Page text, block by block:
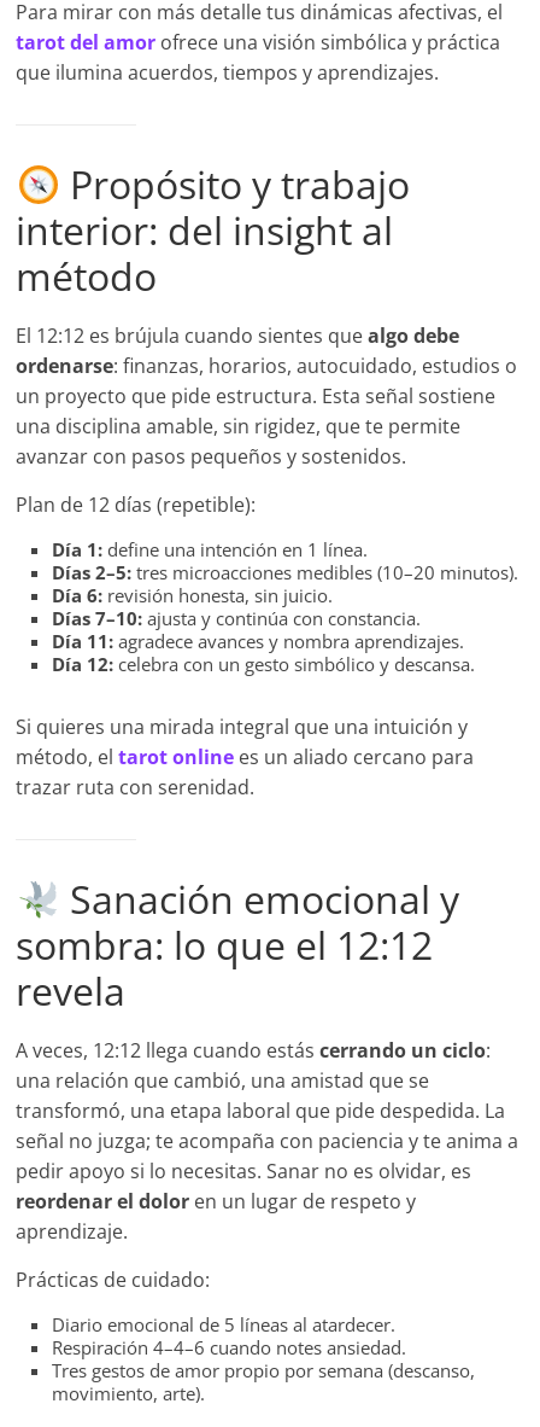
Para mirar con más detalle tus dinámicas afectivas, el
tarot del amor ofrece una visión simbólica y práctica
que ilumina acuerdos, tiempos y aprendizajes.
Propósito y trabajo
interior: del insight al
método
El 12:12 es brújula cuando sientes quealgo debe
ordenarse: finanzas, horarios, autocuidado, estudios o
un proyecto que pide estructura. Esta señal sostiene
una disciplina amable, sin rigidez, que te permite
avanzar con pasos pequeños y sostenidos.
Plan de 12 días (repetible):
Día 1: define una intención en 1 línea.
Días 2–5: tres microacciones medibles (10–20 minutos).
Día 6: revisión honesta, sin juicio.
Días 7–10: ajusta y continúa con constancia.
Día 11: agradece avances y nombra aprendizajes.
Día 12: celebra con un gesto simbólico y descansa.
Si quieres una mirada integral que una intuición y
método, eltarot online es un aliado cercano para
trazar ruta con serenidad.
Sanación emocional y
sombra: lo que el 12:12
revela
A veces, 12:12 llega cuando estáscerrando un ciclo:
una relación que cambió, una amistad que se
transformó, una etapa laboral que pide despedida. La
señal no juzga; te acompaña con paciencia y te anima a
pedir apoyo si lo necesitas. Sanar no es olvidar, es
reordenar el dolor en un lugar de respeto y
aprendizaje.
Prácticas de cuidado:
Diario emocional de 5 líneas al atardecer.
Respiración 4–4–6 cuando notes ansiedad.
Tres gestos de amor propio por semana (descanso,
movimiento, arte).